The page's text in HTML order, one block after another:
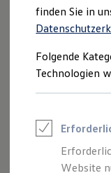
Junge
Leasing
finden Sie in
Folgende
Technologien
Website